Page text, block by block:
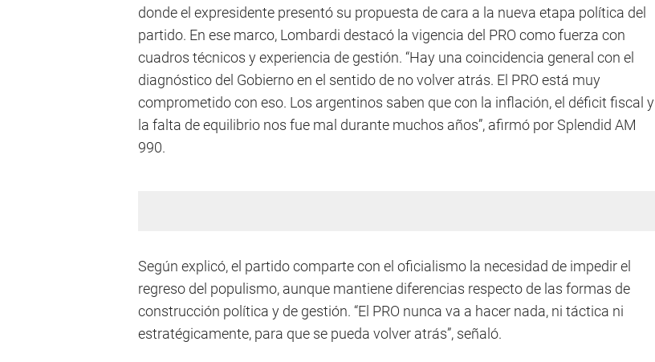
donde el expresidente presentó su propuesta de cara a la nueva etapa política del
partido. En ese marco, Lombardi destacó la vigencia del PRO como fuerza con
cuadros técnicos y experiencia de gestión. “Hay una coincidencia general con el
diagnóstico del Gobierno en el sentido de no volver atrás. El PRO está muy
comprometido con eso. Los argentinos saben que con la inflación, el déficit fiscal y
la falta de equilibrio nos fue mal durante muchos años”, afirmó por Splendid AM
990.
Según explicó, el partido comparte con el oficialismo la necesidad de impedir el
regreso del populismo, aunque mantiene diferencias respecto de las formas de
construcción política y de gestión. “El PRO nunca va a hacer nada, ni táctica ni
estratégicamente, para que se pueda volver atrás”, señaló.